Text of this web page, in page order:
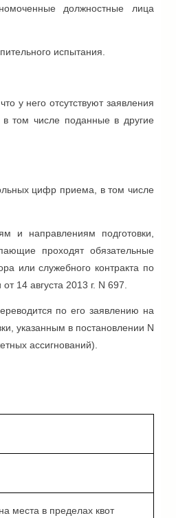
должностные лица
испытания.
у него отсутствуют заявления
том числе поданные в другие
цифр приема, в том числе
и направлениям подготовки,
проходят обязательные
или служебного контракта по
14 августа 2013 г. N 697.
по его заявлению на
указанным в постановлении N
ассигнований).
места в пределах квот